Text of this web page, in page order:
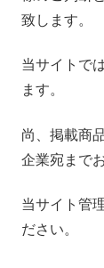
致します。
当サイトで
ます。
尚、掲載商
企業宛まで
当サイト管
ださい。